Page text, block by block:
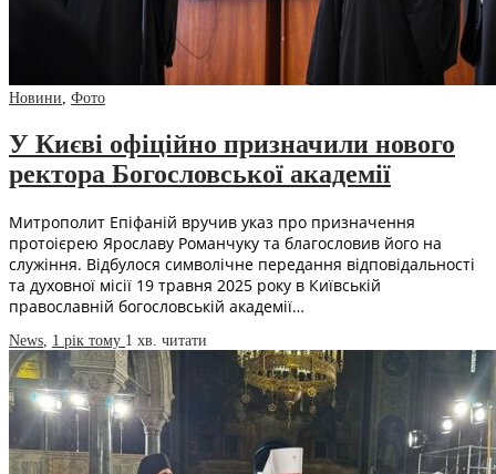
Новини Фото
У Києві офіційно призначили нового
ректора Богословської академії
Митрополит Епіфаній вручив указ про призначення
протоієрею Ярославу Романчуку та благословив його на
служіння. Відбулося символічне передання відповідальності
та духовної місії 19 травня 2025 року в Київській
православній богословській академії…
News 1 рік тому 1 хв. читати